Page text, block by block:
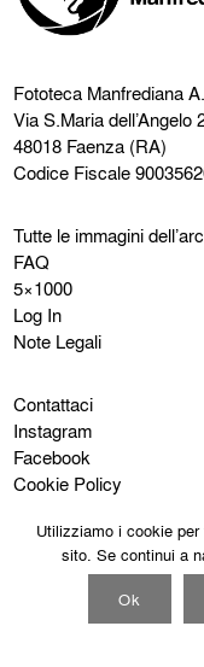
Fototeca Manfrediana
Via S.Maria dell’Angelo
48018 Faenza (RA)
Codice Fiscale
Tutte le immagini
FAQ
5×1000
Log In
Note Legali
Contattaci
Instagram
Facebook
Cookie Policy
Utilizziamo i cookie
sito. Se continui a
Ok